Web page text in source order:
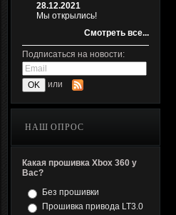
28.12.2021
Мы открылись!
Смотреть все...
Подписаться на новости:
или
НАШ ОПРОС
Какая прошивка Xbox 360 у
Вас?
Без прошивки
Прошивка привода LT3.0